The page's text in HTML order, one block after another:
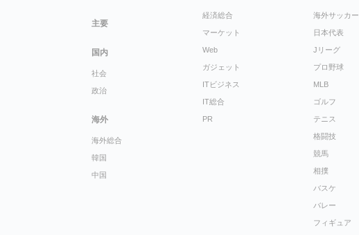
主要
国内
社会
政治
海外
海外総合
韓国
中国
経済総合
マーケット
Web
ガジェット
ITビジネス
IT総合
PR
海外サッカー
日本代表
Jリーグ
プロ野球
MLB
ゴルフ
テニス
格闘技
競馬
相撲
バスケ
バレー
フィギュア